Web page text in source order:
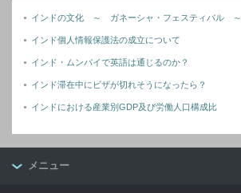
インドの文化 ～ ガネーシャ・フェスティバル ～
インド個人情報保護法の成立について
インド・ムンバイで英語は通じるのか？
インド滞在中にビザが切れそうになったら？
インドにおける産業別GDP及び労働人口構成比
メニュー